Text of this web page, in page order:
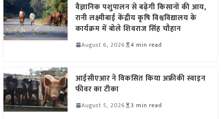
वैज्ञानिक पशुपालन से बढ़ेगी किसानों की आय,
रानी लक्ष्मीबाई केंद्रीय कृषि विश्वविद्यालय के
कार्यक्रम में बोले शिवराज सिंह चौहान
August 6, 2026 4 min read
आईसीएआर ने विकसित किया अफ्रीकी स्वाइन
फीवर का टीका
August 5, 2026 3 min read